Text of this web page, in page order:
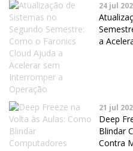
24 jul
a
21 jul
Deep
Blindar
Contra